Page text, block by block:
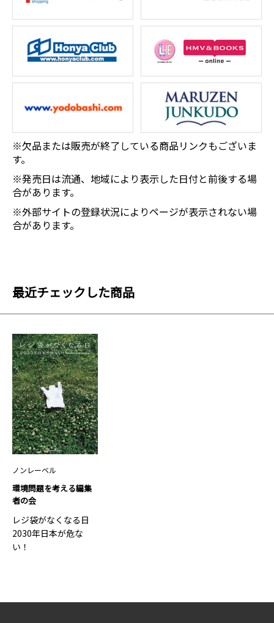
※欠品または販売が終了している商品リンクもございま
す。
※発売日は流通、地域により表示した日付と前後する場
合があります。
※外部サイトの登録状況によりページが表示されない場
合があります。
最近チェックした商品
ノンレーベル
環境問題を考える編集
者の会
レジ袋がなくなる日
2030年日本が危な
い！